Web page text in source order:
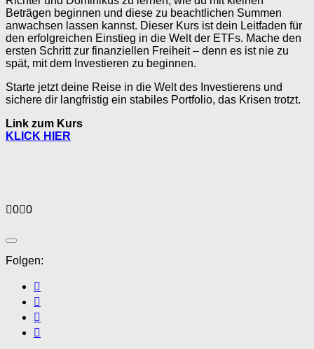
Beträgen beginnen und diese zu beachtlichen Summen
anwachsen lassen kannst. Dieser Kurs ist dein Leitfaden für
den erfolgreichen Einstieg in die Welt der ETFs. Mache den
ersten Schritt zur finanziellen Freiheit – denn es ist nie zu
spät, mit dem Investieren zu beginnen.
Starte jetzt deine Reise in die Welt des Investierens und
sichere dir langfristig ein stabiles Portfolio, das Krisen trotzt.
Link zum Kurs
KLICK HIER
Anklicken
nach
unten.
0 Anklicken
oben.
0
Folgen: